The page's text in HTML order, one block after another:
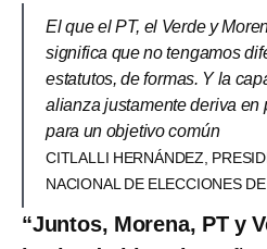
El que el PT, el Verde y
significa que no tengamos
estatutos, de formas. Y la
alianza justamente deriva en
para un objetivo común
CITLALLI HERNÁNDEZ,
NACIONAL DE ELECCIONES
“Juntos, Morena, PT y